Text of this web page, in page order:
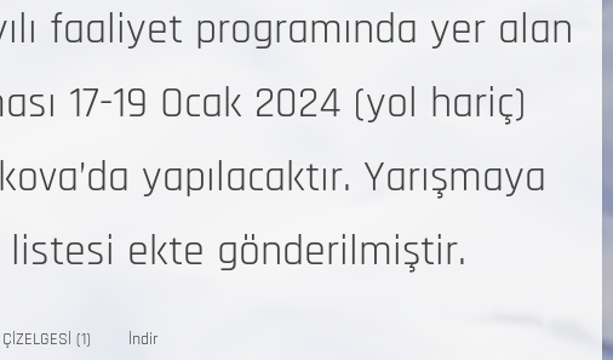
faaliyet programında yer alan
17-19 Ocak 2024 (yol hariç)
yapılacaktır. Yarışmaya
listesi ekte gönderilmiştir.
(1) İndir